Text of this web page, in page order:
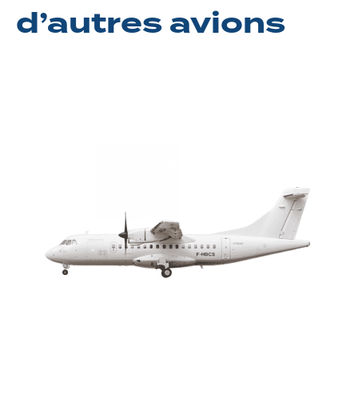
d’autres avions